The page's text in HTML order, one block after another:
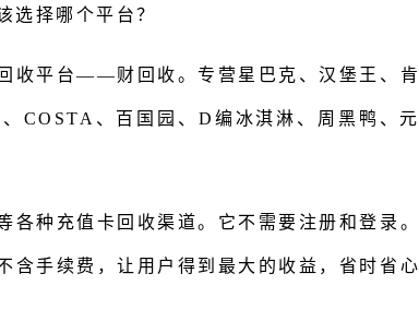
选择哪个平台？
收平台——财回收。专营星巴克、汉堡王、肯
COSTA、百国园、D编冰淇淋、周黑鸭、元
种充值卡回收渠道。它不需要注册和登录。
含手续费，让用户得到最大的收益，省时省心